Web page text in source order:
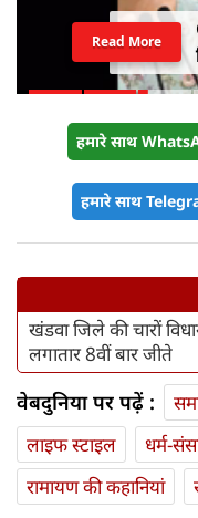
Read More
हमारे साथ
हमारे साथ
खंडवा जिले की चारों
लगातार 8वीं बार जीते
वेबदुनिया पर पढ़ें :
लाइफ स्‍टाइल
धर्म-
रामायण की कहानियां